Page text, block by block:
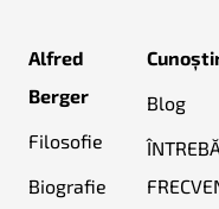
Alfred
Berger
Filosofie
Biografie
Blog